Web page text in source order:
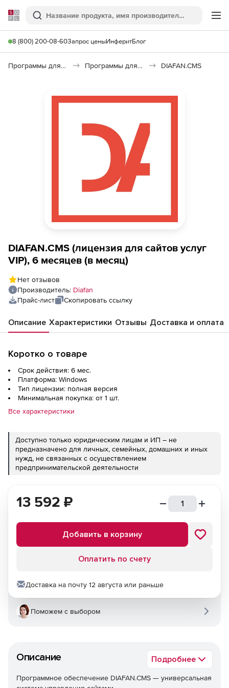
Softline
Поиск
8 (800) 200-08-60Запрос ценыИнферитБлог
Программы для программирования Программы для разработки ПО DIAFAN.CMS
DIAFAN.CMS (лицензия для сайтов услуг
VIP), 6 месяцев (в месяц)
Нет отзывов
Производитель: Diafan
Прайс-лист
Скопировать ссылку
Описание Характеристики Отзывы Доставка и оплата
Коротко о товаре
Срок действия: 6 мес.
Платформа: Windows
Тип лицензии: полная версия
Минимальная покупка: от 1 шт.
Все характеристики
Доступно только юридическим лицам и ИП – не
предназначено для личных, семейных, домашних и иных
нужд, не связанных с осуществлением
предпринимательской деятельности
Описание Подробнее
Программное обеспечение DIAFAN.CMS — универсальная
13 592 ₽
Добавить в корзину
Оплатить по счету
Доставка на почту 12 августа или раньше
Поможем с выбором